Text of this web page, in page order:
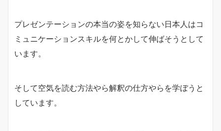
プレゼンテーションの本当の姿を知らない日本人はコ
ミュニケーションスキルを何とかして伸ばそうとして
います。
そして空気を読む方法やら解釈の仕方やらを学ぼうと
しています。